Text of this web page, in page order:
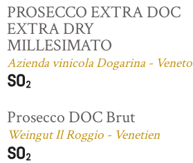
PROSECCO EXTRA DOC
EXTRA DRY
MILLESIMATO
Azienda vinicola Dogarina - Veneto
Prosecco DOC Brut
Weingut Il Roggio - Venetien